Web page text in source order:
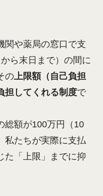
関や薬局の窓口で支
ら末日まで）の間に
の上限額（自己負担
担してくれる制度で
総額が100万円（10
私たちが実際に支払
た「上限」までに抑